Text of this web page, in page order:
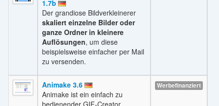
1.7b
Der grandiose Bildverkleinerer
skaliert einzelne Bilder oder
ganze Ordner in kleinere
Auflösungen, um diese
beispielsweise einfacher per Mail
zu versenden.
Animake 3.6
Animake ist ein einfach zu
bedienender GIF-Creator.
Werbefinanziert